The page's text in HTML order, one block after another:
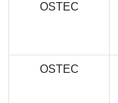
OSTEC
OSTEC